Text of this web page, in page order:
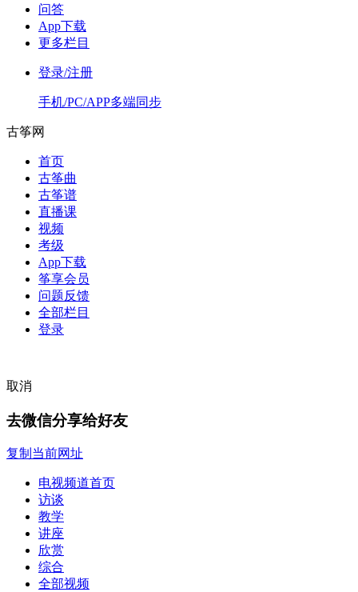
问答
App下载
更多栏目
登录/注册
手机/PC/APP多端同步
古筝网
首页
古筝曲
古筝谱
直播课
视频
考级
App下载
筝享会员
问题反馈
全部栏目
登录
取消
去微信分享给好友
复制当前网址
电视频道首页
访谈
教学
讲座
欣赏
综合
全部视频